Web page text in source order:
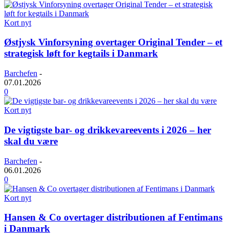
Kort nyt
Østjysk Vinforsyning overtager Original Tender – et
strategisk løft for kegtails i Danmark
Barchefen -
07.01.2026
0
Kort nyt
De vigtigste bar- og drikkevareevents i 2026 – her
skal du være
Barchefen -
06.01.2026
0
Kort nyt
Hansen & Co overtager distributionen af Fentimans
i Danmark